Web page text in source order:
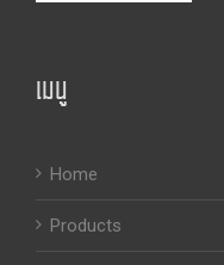
เมนู
Home
Products